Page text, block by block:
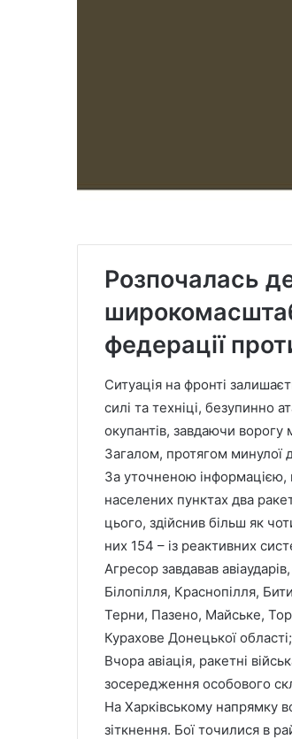
Розпочалась
федерації
Ситуація на фронті
силі та техніці, безупинно
окупантів, завдаючи ворогу
Загалом, протягом минулої
За уточненою інформацією,
населених пунктах два
цього, здійснив більш як
них 154 – із реактивних
Агресор завдавав
Білопілля, Краснопілля,
Терни, Пазено, Майське,
Курахове Донецької
Вчора авіація, ракетні
зосередження особового
На Харківському напрямку
зіткнення. Бої точилися в